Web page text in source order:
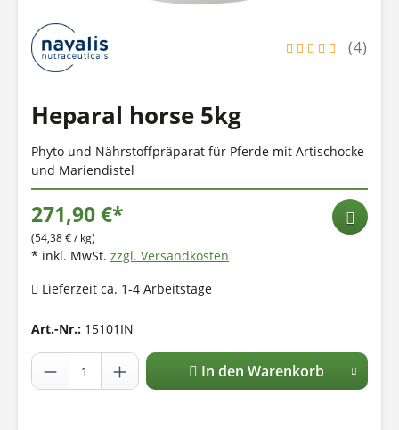
(4)
Heparal horse 5kg
Phyto und Nährstoffpräparat für Pferde mit Artischocke
und Mariendistel
271,90 €*
(54,38 € / kg)
* inkl. MwSt. zzgl. Versandkosten
Lieferzeit ca. 1-4 Arbeitstage
Art.-Nr.: 15101IN
In den Warenkorb